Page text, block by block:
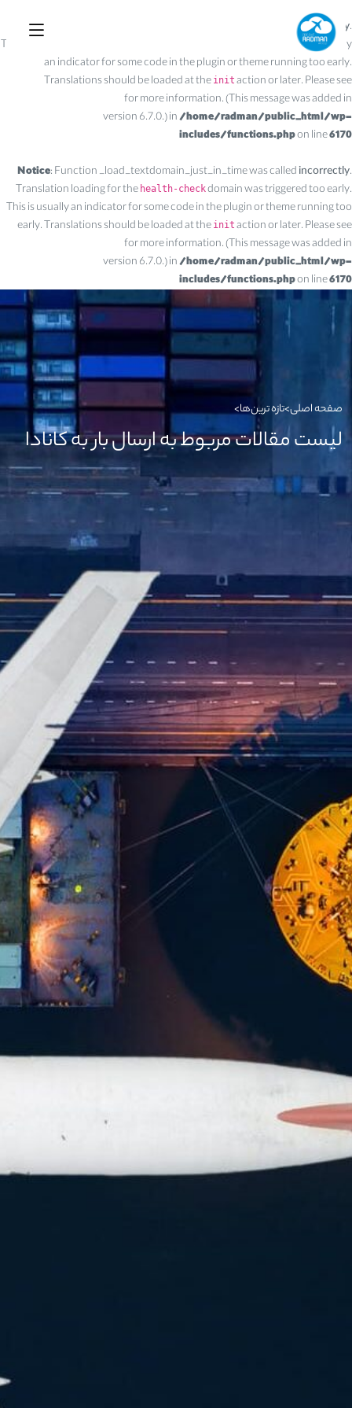
Notice : Function _load_textdomain_just_in_time was calledincorrectly.
Translation loading for the
domain was triggered too early. This is usually
an indicator for some code in the plugin or theme running too early.
Translations should be loaded at the init action or later. Please see
for more information. (This message was added in
version 6.7.0.) in/home/radman/public_html/wp-
includes/functions.phpon line6170
Notice: Function _load_textdomain_just_in_time was calledincorrectly.
Translation loading for the health-checkdomain was triggered too early.
This is usually an indicator for some code in the plugin or theme running too
early. Translations should be loaded at the init action or later. Please see
for more information. (This message was added in
version 6.7.0.) in/home/radman/public_html/wp-
includes/functions.phpon line6170
صفحه اصلی>تازه ترین‌ها>
لیست مقالات مربوط به ارسال بار به کانادا